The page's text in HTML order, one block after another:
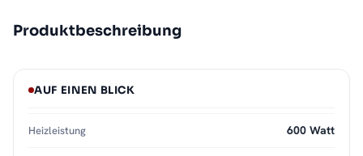
Produktbeschreibung
AUF EINEN BLICK
Heizleistung 600 Watt